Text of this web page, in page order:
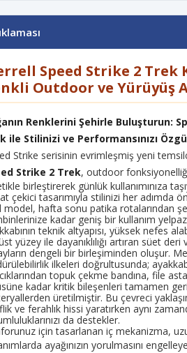
Speed Strike 2 Trek
Outdoor ve Yürüyüş
Renklerini Şehirle Buluşturun:
ile Stilinizi ve Performansınızı
Strike serisinin evrimleşmiş yeni
Strike 2 Trek, outdoor
birleştirerek günlük kullanımınıza
çekici tasarımıyla stilinizi her adımda
model, hafta sonu patika rotalarından
kadar geniş bir kullanım
teknik altyapısı, yüksek nefes
yüzey ile dayanıklılığı artıran süet
dengeli bir birleşiminden oluşur.
ilkeleri doğrultusunda;
topuk çekme bandına, file
kadar kritik bileşenleri tamamen
üretilmiştir. Bu çevreci
ve ferahlık hissi yaratırken aynı
da destekler.
için tasarlanan iç mekanizma,
ayağınızın yorulmasını